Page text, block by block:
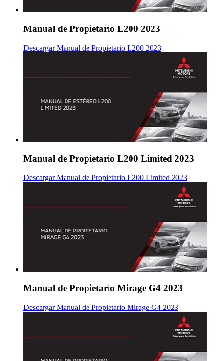
Manual de Propietario L200 2023
Descargar Manual de Propietario L200 2023
Manual de Propietario L200 Limited 2023
Descargar Manual de Propietario L200 Limited 2023
Manual de Propietario Mirage G4 2023
Descargar Manual de Propietario Mirage G4 2023